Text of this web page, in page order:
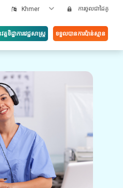
Khmer ការចូលជាដៃគូ
តទិដ្ឋាការវេជ្ជសាស្រ្ត ទទួលបានការប៉ាន់ស្មាន